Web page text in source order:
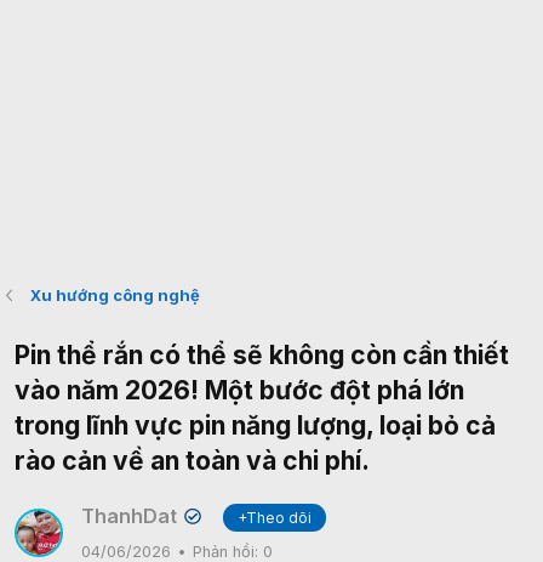
Xu hướng công nghệ
Pin thể rắn có thể sẽ không còn cần thiết
vào năm 2026! Một bước đột phá lớn
trong lĩnh vực pin năng lượng, loại bỏ cả
rào cản về an toàn và chi phí.
ThanhDat ✔
+Theo dõi
04/06/2026
Phản hồi: 0